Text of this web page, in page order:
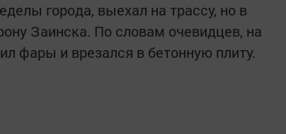
города, выехал на трассу, но в
Заинска. По словам очевидцев, на
фары и врезался в бетонную плиту.